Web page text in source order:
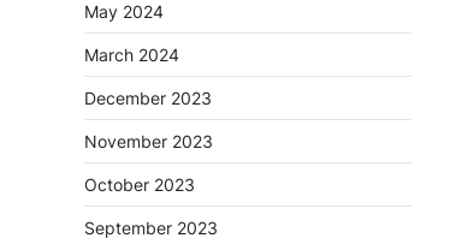
May 2024
March 2024
December 2023
November 2023
October 2023
September 2023